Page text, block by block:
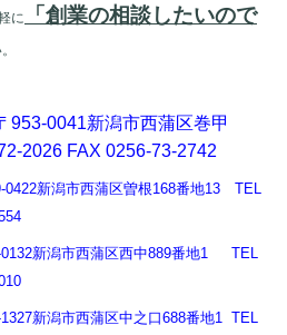
に
「創業の相談したいので
953-0041新潟市西蒲区巻甲
2026 FAX 0256-73-2742
0422新潟市西蒲区曽根168番地13
TEL
新潟市西蒲区西中889番地1
TEL
新潟市西蒲区中之口688番地1 TEL